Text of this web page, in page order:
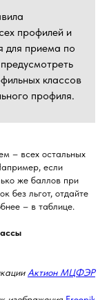
профилей и
для приема по
классов
профиля.
– всех остальных
если
же баллов при
без льгот, отдайте
– в таблице.
Актион МЦФЭР